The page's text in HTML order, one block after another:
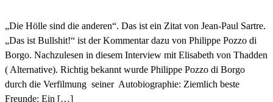
„Die Hölle sind die anderen“. Das ist ein Zitat von Jean-Paul Sartre.
„Das ist Bullshit!“ ist der Kommentar dazu von Philippe Pozzo di
Borgo. Nachzulesen in diesem Interview mit Elisabeth von Thadden
( Alternative). Richtig bekannt wurde Philippe Pozzo di Borgo
durch die Verfilmung seiner Autobiographie: Ziemlich beste
Freunde: Ein […]